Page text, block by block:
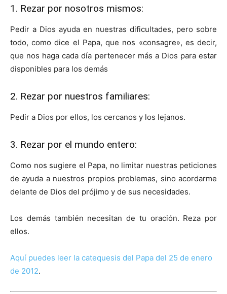
1. Rezar por nosotros mismos:
Pedir a Dios ayuda en nuestras dificultades, pero sobre
todo, como dice el Papa, que nos «consagre», es decir,
que nos haga cada día pertenecer más a Dios para estar
disponibles para los demás
2. Rezar por nuestros familiares:
Pedir a Dios por ellos, los cercanos y los lejanos.
3. Rezar por el mundo entero:
Como nos sugiere el Papa, no limitar nuestras peticiones
de ayuda a nuestros propios problemas, sino acordarme
delante de Dios del prójimo y de sus necesidades.
Los demás también necesitan de tu oración. Reza por
ellos.
Aquí puedes leer la catequesis del Papa del 25 de enero
de 2012.